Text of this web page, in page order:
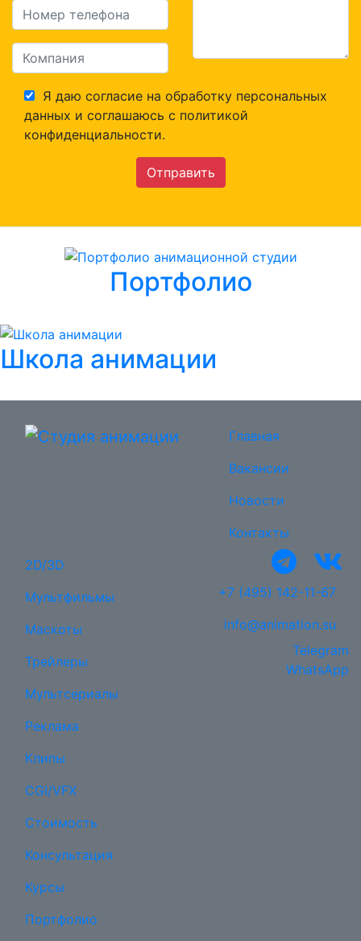
Я даю согласие на обработку персональных
данных и соглашаюсь c политикой
конфиденциальности.
Отправить
Портфолио
Школа анимации
Главная
Вакансии
Новости
Контакты
2D/3D
Мультфильмы
Маскоты
Трейлеры
Мультсериалы
Реклама
Клипы
CGI/VFX
Стоимость
Консультация
Курсы
Портфолио
+7 (495) 142-11-67
info@animation.su
Telegram
WhatsApp